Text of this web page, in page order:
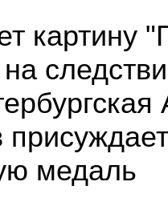
картину
на
медаль